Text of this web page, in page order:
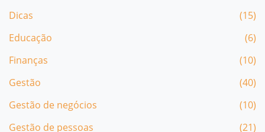
Dicas
(15)
Educação
(6)
Finanças
(10)
Gestão
(40)
Gestão de negócios
(10)
Gestão de pessoas
(21)